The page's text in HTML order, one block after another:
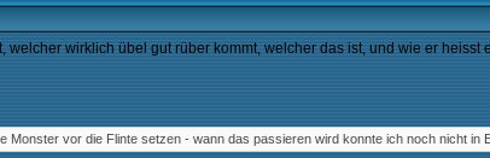
welcher wirklich übel gut rüber kommt, welcher das ist, und wie er
Monster vor die Flinte setzen - wann das passieren wird konnte ich noch nicht in